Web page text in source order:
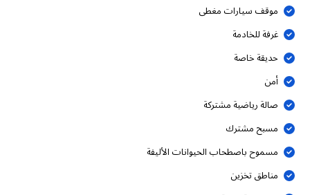
موقف سيارات مغطى
غرفة للخادمة
حديقة خاصة
أمن
صالة رياضية مشتركة
مسبح مشترك
مسموح باصطحاب الحيوانات الأليفة
مناطق تخزين